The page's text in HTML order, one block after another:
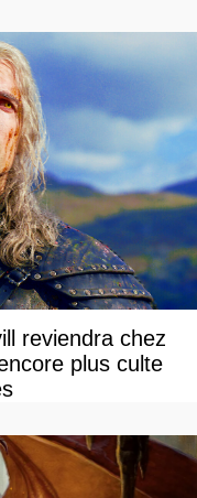
reviendra chez
plus culte